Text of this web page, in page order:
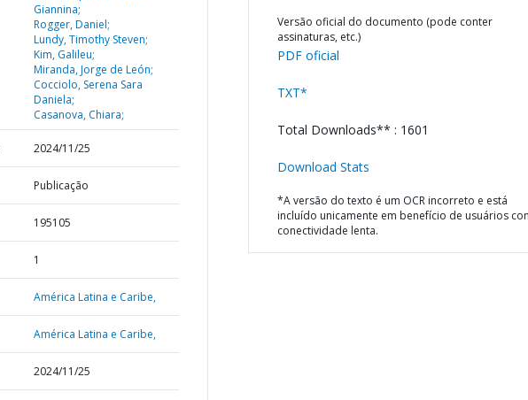
Giannina;
Rogger, Daniel;
Lundy, Timothy Steven;
Kim, Galileu;
Miranda, Jorge de León;
Cocciolo, Serena Sara
Daniela;
Casanova, Chiara;
2024/11/25
Publicação
195105
1
América Latina e Caribe,
América Latina e Caribe,
2024/11/25
Versão oficial do documento (pode conter
assinaturas, etc.)
PDF oficial
TXT*
Total Downloads** : 1601
Download Stats
*A versão do texto é um OCR incorreto e está
incluído unicamente em benefício de usuários
conectividade lenta.